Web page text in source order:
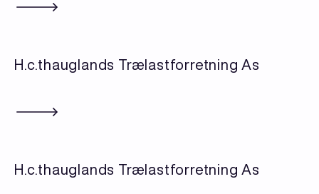
H.c.thauglands Trælastforretning As
H.c.thauglands Trælastforretning As